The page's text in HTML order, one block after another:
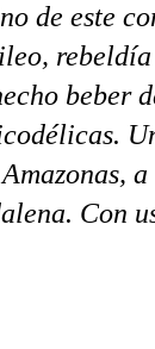
de este
rebeldía
beber
a
Con